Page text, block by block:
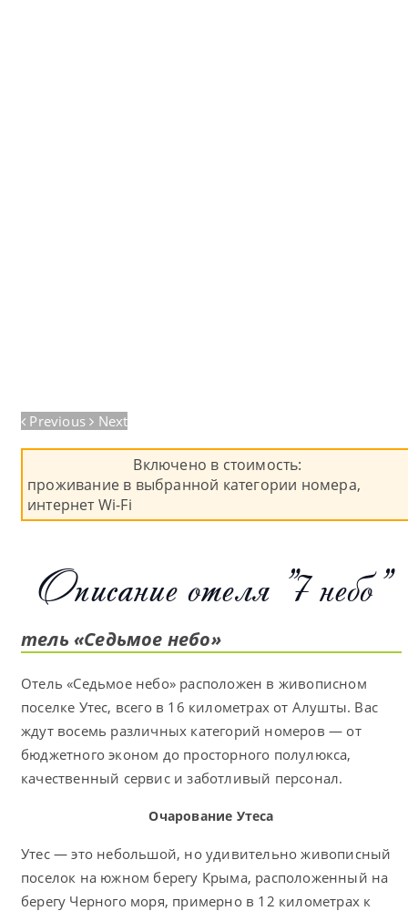
Previous Next
Включено в стоимость:
проживание в выбранной категории номера,
интернет Wi-Fi
Описание отеля "7 небо"
тель «Седьмое небо»
Отель «Седьмое небо» расположен в живописном
поселке Утес, всего в 16 километрах от Алушты. Вас
ждут восемь различных категорий номеров — от
бюджетного эконом до просторного полулюкса,
качественный сервис и заботливый персонал.
Очарование Утеса
Утес — это небольшой, но удивительно живописный
поселок на южном берегу Крыма, расположенный на
берегу Черного моря, примерно в 12 километрах к